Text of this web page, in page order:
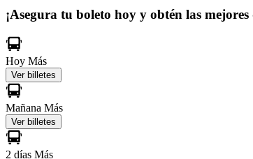
¡Asegura tu boleto hoy y obtén las mejores
Hoy Más
Ver billetes
Mañana Más
Ver billetes
2 días Más